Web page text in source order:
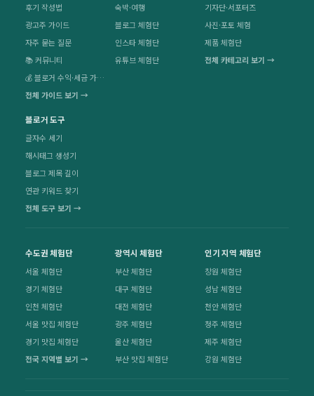
후기 작성법
광고주 가이드
자주 묻는 질문
📚 커뮤니티
💰 블로거 수익·세금 가이드
전체 가이드 보기 →
숙박·여행
블로그 체험단
인스타 체험단
유튜브 체험단
기자단·서포터즈
사진·포토 체험
제품 체험단
전체 카테고리 보기 →
블로거 도구
글자수 세기
해시태그 생성기
블로그 제목 길이
연관 키워드 찾기
전체 도구 보기 →
수도권 체험단
서울 체험단
경기 체험단
인천 체험단
서울 맛집 체험단
경기 맛집 체험단
전국 지역별 보기 →
광역시 체험단
부산 체험단
대구 체험단
대전 체험단
광주 체험단
울산 체험단
부산 맛집 체험단
인기 지역 체험단
창원 체험단
성남 체험단
천안 체험단
청주 체험단
제주 체험단
강원 체험단